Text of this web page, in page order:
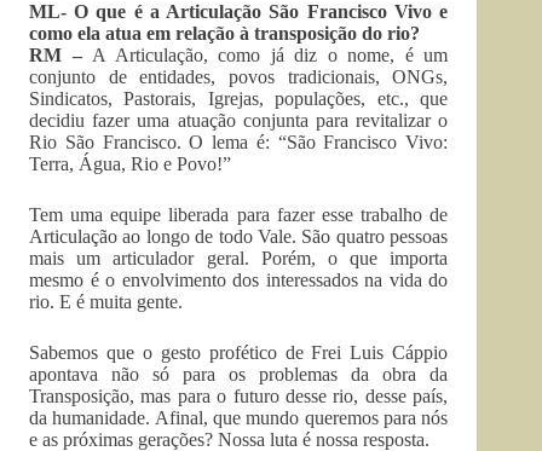
ML- O que é a Articulação São Francisco Vivo e
como ela atua em relação à transposição do rio?
RM –A Articulação, como já diz o nome, é um
conjunto de entidades, povos tradicionais, ONGs,
Sindicatos, Pastorais, Igrejas, populações, etc., que
decidiu fazer uma atuação conjunta para revitalizar o
Rio São Francisco. O lema é: “São Francisco Vivo:
Terra, Água, Rio e Povo!”
Tem uma equipe liberada para fazer esse trabalho de
Articulação ao longo de todo Vale. São quatro pessoas
mais um articulador geral. Porém, o que importa
mesmo é o envolvimento dos interessados na vida do
rio. E é muita gente.
Sabemos que o gesto profético de Frei Luis Cáppio
apontava não só para os problemas da obra da
Transposição, mas para o futuro desse rio, desse país,
da humanidade. Afinal, que mundo queremos para nós
e as próximas gerações? Nossa luta é nossa resposta.